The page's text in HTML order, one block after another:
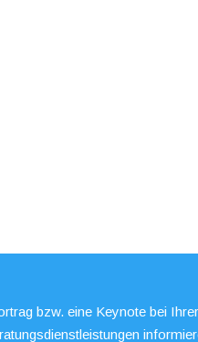
bzw. eine Keynote bei